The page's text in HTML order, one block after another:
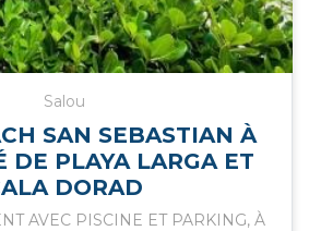
nous serons ravis de
trouver le meilleur
nous pour une attention
Salou
SAN SEBASTIAN À
DE PLAYA LARGA ET
DORAD
AVEC PISCINE ET PARKING, À